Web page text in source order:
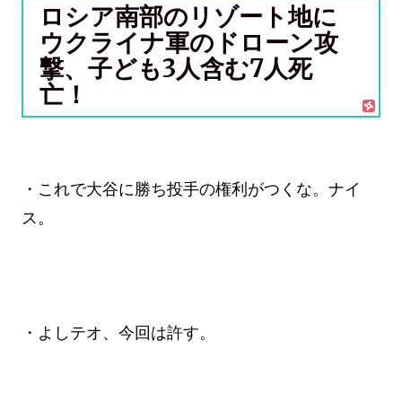
ロシア南部のリゾート地に
ウクライナ軍のドローン攻
撃、子ども3人含む7人死
亡！
・これで大谷に勝ち投手の権利がつくな。ナイ
ス。
・よしテオ、今回は許す。